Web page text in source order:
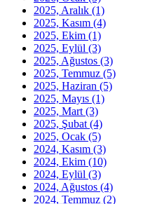
2025, Aralık (1)
2025, Kasım (4)
2025, Ekim (1)
2025, Eylül (3)
2025, Ağustos (3)
2025, Temmuz (5)
2025, Haziran (5)
2025, Mayıs (1)
2025, Mart (3)
2025, Şubat (4)
2025, Ocak (5)
2024, Kasım (3)
2024, Ekim (10)
2024, Eylül (3)
2024, Ağustos (4)
2024, Temmuz (2)